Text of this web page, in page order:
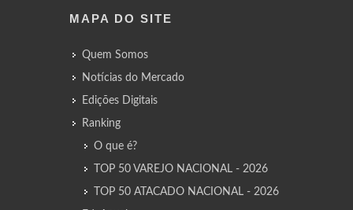
MAPA DO SITE
Quem Somos
Notícias do Mercado
Edições Digitais
Ranking
O que é?
TOP 50 VAREJO NACIONAL - 2026
TOP 50 ATACADO NACIONAL - 2026